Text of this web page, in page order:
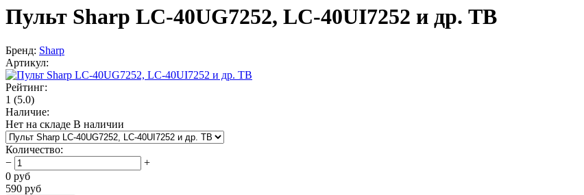
Пульт Sharp LC-40UG7252, LC-40UI7252 и др. ТВ
Бренд: Sharp
Артикул:
Рейтинг:
1 (5.0)
Наличие:
Нет на складе В наличии
Количество:
−
+
0 руб
590 руб